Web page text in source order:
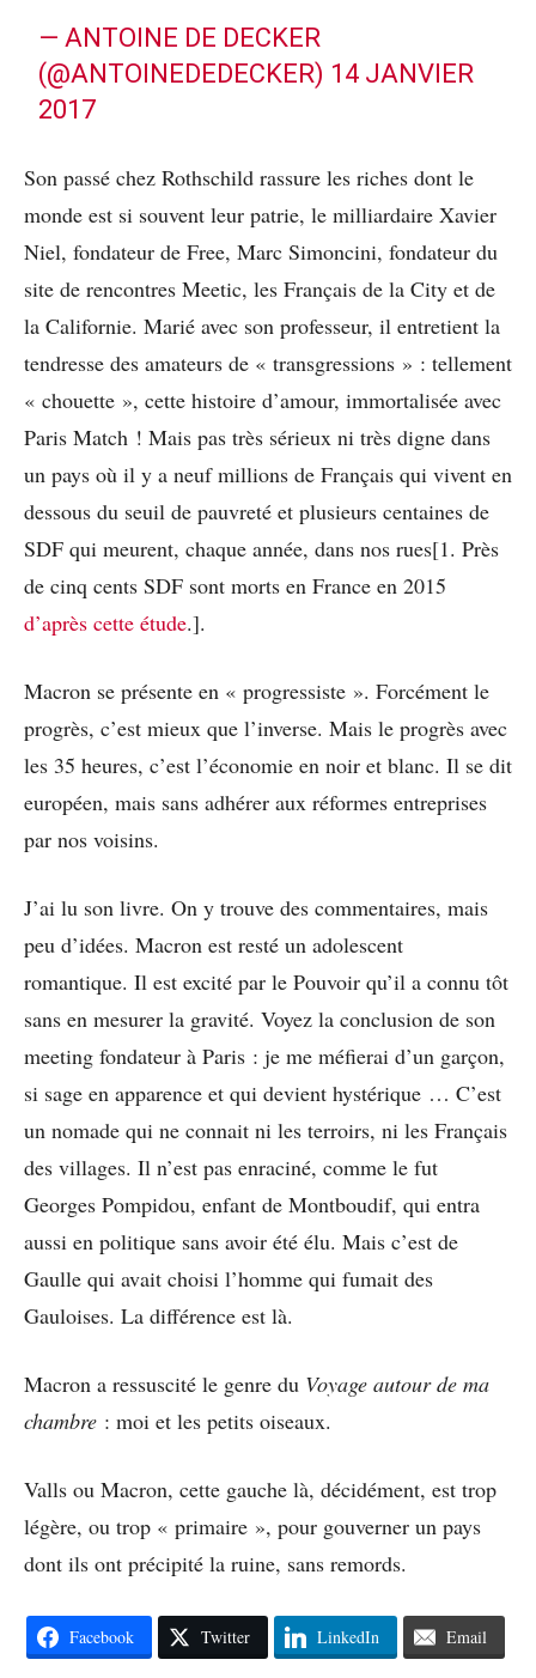
— ANTOINE DE DECKER
(@ANTOINEDEDECKER) 14 JANVIER
2017
Son passé chez Rothschild rassure les riches dont le
monde est si souvent leur patrie, le milliardaire Xavier
Niel, fondateur de Free, Marc Simoncini, fondateur du
site de rencontres Meetic, les Français de la City et de
la Californie. Marié avec son professeur, il entretient la
tendresse des amateurs de « transgressions » : tellement
« chouette », cette histoire d’amour, immortalisée avec
Paris Match ! Mais pas très sérieux ni très digne dans
un pays où il y a neuf millions de Français qui vivent en
dessous du seuil de pauvreté et plusieurs centaines de
SDF qui meurent, chaque année, dans nos rues[1. Près
de cinq cents SDF sont morts en France en 2015
d’après cette étude.].
Macron se présente en « progressiste ». Forcément le
progrès, c’est mieux que l’inverse. Mais le progrès avec
les 35 heures, c’est l’économie en noir et blanc. Il se dit
européen, mais sans adhérer aux réformes entreprises
par nos voisins.
J’ai lu son livre. On y trouve des commentaires, mais
peu d’idées. Macron est resté un adolescent
romantique. Il est excité par le Pouvoir qu’il a connu tôt
sans en mesurer la gravité. Voyez la conclusion de son
meeting fondateur à Paris : je me méfierai d’un garçon,
si sage en apparence et qui devient hystérique … C’est
un nomade qui ne connait ni les terroirs, ni les Français
des villages. Il n’est pas enraciné, comme le fut
Georges Pompidou, enfant de Montboudif, qui entra
aussi en politique sans avoir été élu. Mais c’est de
Gaulle qui avait choisi l’homme qui fumait des
Gauloises. La différence est là.
Macron a ressuscité le genre du Voyage autour de ma
chambre : moi et les petits oiseaux.
Valls ou Macron, cette gauche là, décidément, est trop
légère, ou trop « primaire », pour gouverner un pays
dont ils ont précipité la ruine, sans remords.
Facebook Twitter LinkedIn Email